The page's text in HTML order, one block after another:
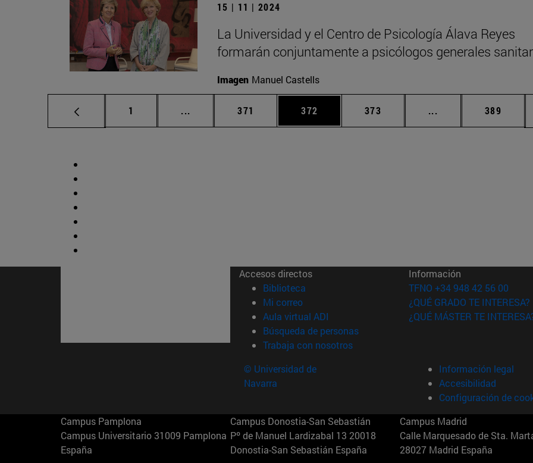
15 | 11 | 2024
La Universidad y el Centro de Psicología Álava Reyes
formarán conjuntamente a psicólogos generales
Imagen Manuel Castells
Página
1 ... Páginas intermedias Use TAB para desplazarse.
Página
371 Página
372 Página
373 ... Páginas intermedias
Página
389
Accesos directos
Biblioteca (abre en nueva ventana)
Mi correo(abre en nueva ventana)
Aula virtual ADI (abre en nueva ventana)
Búsqueda de personas(abre en nueva ventana)
Trabaja con nosotros(abre en nueva ventana)
Información
TFNO +34 948 42 56 00
¿QUÉ GRADO TE INTERESA?
¿QUÉ MÁSTER TE
© Universidad de
Navarra
Información legal
Accesibilidad
Configuración de
Campus Pamplona
Campus Universitario 31009 Pamplona
España
Campus Donostia-San Sebastián
Pº de Manuel Lardizabal 13 20018
Donostia-San Sebastián España
Campus Madrid
Calle Marquesado de Sta.
28027 Madrid España